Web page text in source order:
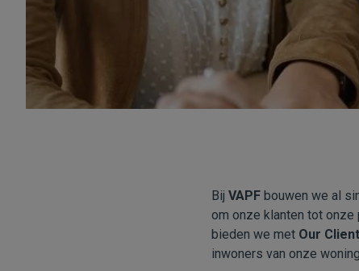
Bij VAPF bouwen we al
om onze klanten tot onze
bieden we met Our
inwoners van onze